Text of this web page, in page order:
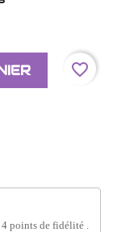
favorite_border
4 points de fidélité